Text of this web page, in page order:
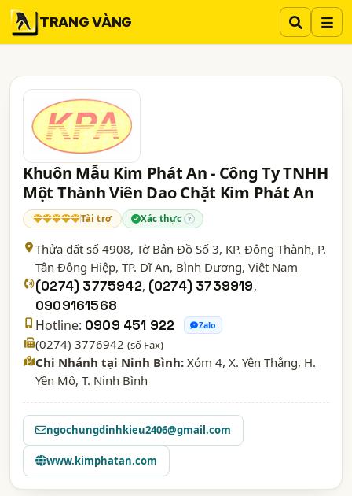
TRANG VÀNG
Khuôn Mẫu Kim Phát An - Công Ty TNHH
Một Thành Viên Dao Chặt Kim Phát An
Tài trợ Xác thực ?
Thửa đất số 4908, Tờ Bản Đồ Số 3, KP. Đông Thành, P.
Tân Đông Hiệp, TP. Dĩ An, Bình Dương, Việt Nam
(0274) 3775942, (0274) 3739919,
0909161568
Hotline: 0909 451 922 Zalo
(0274) 3776942 (số Fax)
Chi Nhánh tại Ninh Bình: Xóm 4, X. Yên Thắng, H.
Yên Mô, T. Ninh Bình
ngochungdinhkieu2406@gmail.com
www.kimphatan.com